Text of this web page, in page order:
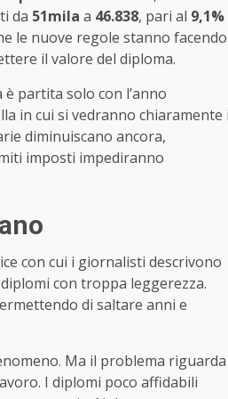
da 51mila a 46.838, pari al 9,1%
le nuove regole stanno facendo
il valore del diploma.
partita solo con l’anno
in cui si vedranno chiaramente
diminuiscano ancora,
imposti impediranno
con cui i giornalisti descrivono
con troppa leggerezza.
di saltare anni e
Ma il problema riguarda
I diplomi poco affidabili